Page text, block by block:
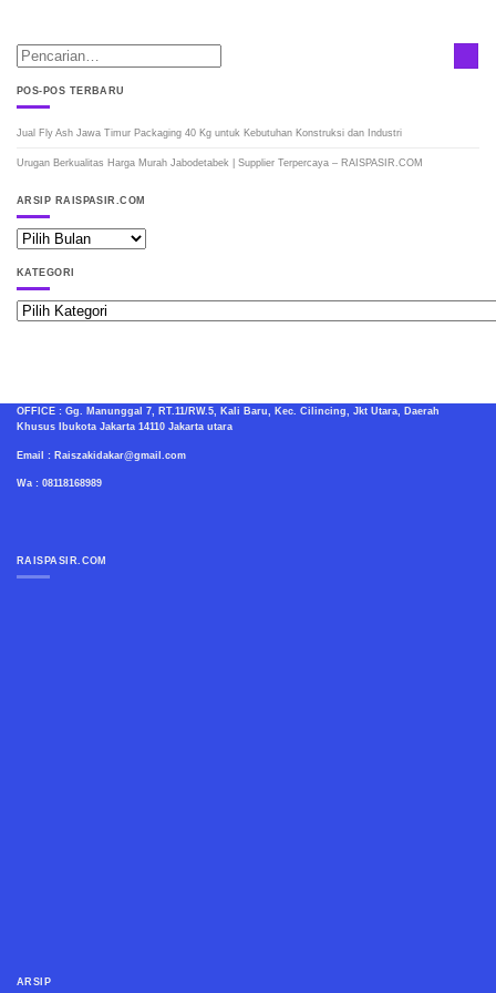
POS-POS TERBARU
Jual Fly Ash Jawa Timur Packaging 40 Kg untuk Kebutuhan Konstruksi dan Industri
Urugan Berkualitas Harga Murah Jabodetabek | Supplier Terpercaya – RAISPASIR.COM
ARSIP RAISPASIR.COM
ARSIP
RAISPASIR.COM
KATEGORI
Kategori
OFFICE : Gg. Manunggal 7, RT.11/RW.5, Kali Baru, Kec. Cilincing, Jkt Utara, Daerah
Khusus Ibukota Jakarta 14110 Jakarta utara
Email : Raiszakidakar@gmail.com
Wa : 08118168989
RAISPASIR.COM
ARSIP